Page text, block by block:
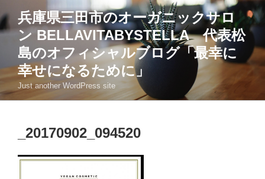
ン
テ
へ
ス
兵庫県三田市のオーガニックサロ
ン BELLAVITABYSTELLA 代表松
島のオフィシャルブログ「最幸に
幸せになるために」
Just another WordPress site
_20170902_094520